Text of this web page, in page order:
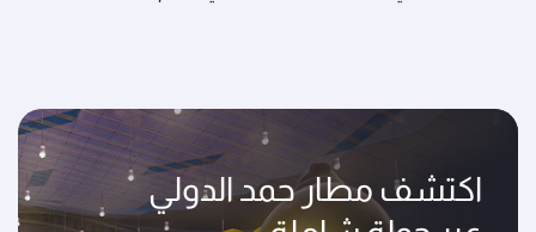
اكتشف مطار حمد الدولي